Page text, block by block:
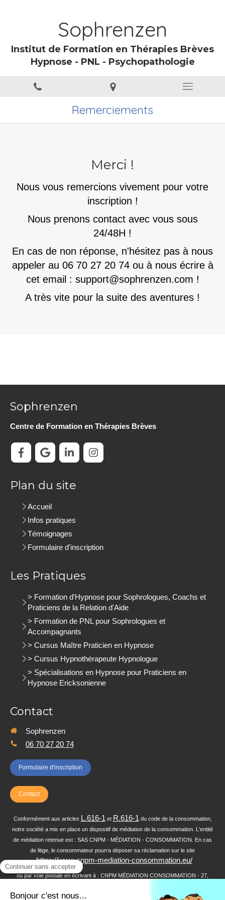
Sophrenzen
Institut de Formation en Thérapies Brèves
Hypnose - PNL - Psychopathologie
Remerciements
Merci !
Nous vous remercions vivement pour votre
inscription !
Nous prenons contact avec vous sous
24/48H !
En cas de non réponse, n'hésitez pas à nous
appeler au 06 70 27 20 74 ou à nous écrire à
cet email : support@sophrenzen.com !
A très vite pour la suite des aventures !
Sophrenzen
Centre de Formation en Thérapies Brèves
Plan du site
Accueil
Infos pratiques
Témoignages
Formulaire d'inscription
Les Pratiques
> Formation d'Hypnose pour Sophrologues, Coachs et
Praticiens de la Relation d'Aide
> Formation de PNL pour Sophrologues et
Accompagnants
> Cursus Maître Praticien en Hypnose
> Cursus Hypnothérapeute Hypnologue
> Spécialisations en Hypnose pour Praticiens en
Hypnose Ericksonienne
Contact
Sophrenzen
06 70 27 20 74
Formulaire d'inscription
Contact
Conformément aux articles L.616-1 et R.616-1 du code de la consommation,
notre société a mis en place un dispositif de médiation de la consommation. L'entité
de médiation retenue est : SAS CNPM - MÉDIATION - CONSOMMATION. En cas
de litige, le consommateur pourra déposer sa réclamation sur le site
:https://www.cnpm-mediation-consommation.eu/
ou par voie postale en écrivant à : CNPM MÉDIATION CONSOMMATION - 27,